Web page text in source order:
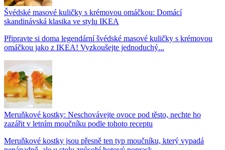
Švédské masové kuličky s krémovou omáčkou: Domácí
skandinávská klasika ve stylu IKEA
Připravte si doma legendární švédské masové kuličky s krémovou
omáčkou jako z IKEA! Vyzkoušejte jednoduchý...
Meruňkové kostky: Neschovávejte ovoce pod těsto, nechte ho
zazářit v letním moučníku podle tohoto receptu
Meruňkové kostky jsou přesně ten typ moučníku, který vypadá